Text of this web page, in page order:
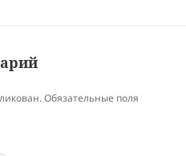
Обязательные поля